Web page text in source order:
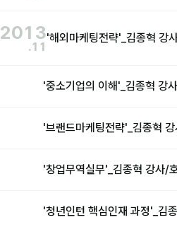
2013
.11
'해외마케팅전략'_김종혁 강
'중소기업의 이해'_김종혁 강
'브랜드마케팅전략'_김종혁
'창업무역실무'_김종혁 강사/
'청년인턴 핵심인재 과정'_김